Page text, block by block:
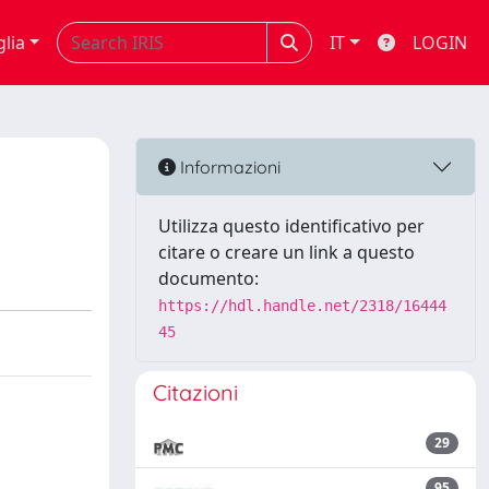
IT LOGIN
Informazioni
Utilizza questo identificativo per
citare o creare un link a questo
documento:
https://hdl.handle.net/2318/16444
45
Citazioni
29